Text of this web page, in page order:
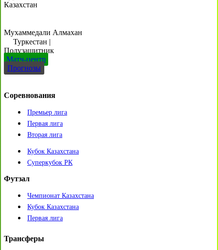
Казахстан
Мухаммедали Алмахан
Туркестан |
Полузащитник
Матч-центр
Прогнозы
Соревнования
Премьер лига
Первая лига
Вторая лига
Кубок Казахстана
Суперкубок РК
Футзал
Чемпионат Казахстана
Кубок Казахстана
Первая лига
Трансферы